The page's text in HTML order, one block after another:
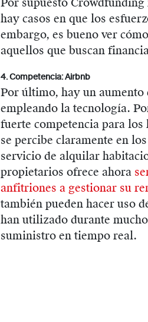
Por supuesto Crowdfunding
hay casos en que los
embargo, es bueno ver
aquellos que buscan
4. Competencia: Airbnb
Por último, hay un aumento
empleando la tecnología.
fuerte competencia para
se percibe claramente en
servicio de alquilar
propietarios ofrece ahora
anfitriones a gestionar su
también pueden hacer uso
han utilizado durante
suministro en tiempo real.